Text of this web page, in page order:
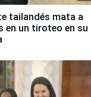
tailandés mata a
en un tiroteo en su